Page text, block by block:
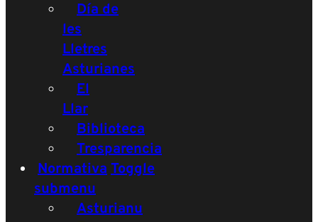
Día de
les
Lletres
Asturianes
El
Llar
Biblioteca
Tresparencia
NormativaToggle
submenu
Asturianu